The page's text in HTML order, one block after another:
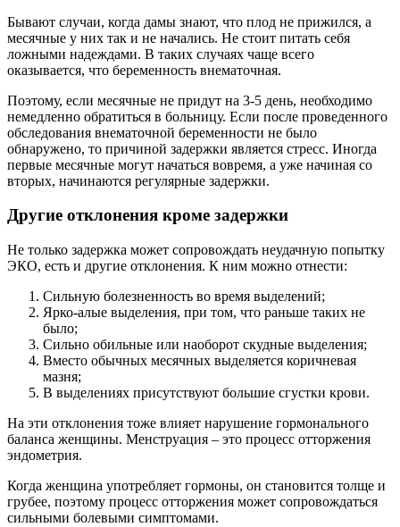
Бывают случаи, когда дамы знают, что плод не прижился, а
месячные у них так и не начались. Не стоит питать себя
ложными надеждами. В таких случаях чаще всего
оказывается, что беременность внематочная.
Поэтому, если месячные не придут на 3-5 день, необходимо
немедленно обратиться в больницу. Если после проведенного
обследования внематочной беременности не было
обнаружено, то причиной задержки является стресс. Иногда
первые месячные могут начаться вовремя, а уже начиная со
вторых, начинаются регулярные задержки.
Другие отклонения кроме задержки
Не только задержка может сопровождать неудачную попытку
ЭКО, есть и другие отклонения. К ним можно отнести:
Сильную болезненность во время выделений;
Ярко-алые выделения, при том, что раньше таких не
было;
Сильно обильные или наоборот скудные выделения;
Вместо обычных месячных выделяется коричневая
мазня;
В выделениях присутствуют большие сгустки крови.
На эти отклонения тоже влияет нарушение гормонального
баланса женщины. Менструация – это процесс отторжения
эндометрия.
Когда женщина употребляет гормоны, он становится толще и
грубее, поэтому процесс отторжения может сопровождаться
сильными болевыми симптомами.